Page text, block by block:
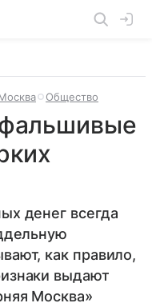
Общество
денег всегда
как правило,
выдают
Москва»